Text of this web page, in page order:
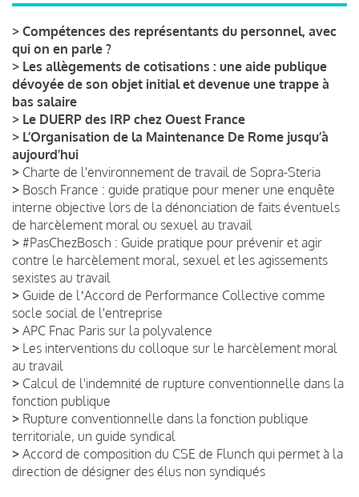
> Compétences des représentants du personnel, avec
qui on en parle ?
> Les allègements de cotisations : une aide publique
dévoyée de son objet initial et devenue une trappe à
bas salaire
> Le DUERP des IRP chez Ouest France
> L’Organisation de la Maintenance De Rome jusqu’à
aujourd’hui
> Charte de l'environnement de travail de Sopra-Steria
> Bosch France : guide pratique pour mener une enquête
interne objective lors de la dénonciation de faits éventuels
de harcèlement moral ou sexuel au travail
> #PasChezBosch : Guide pratique pour prévenir et agir
contre le harcèlement moral, sexuel et les agissements
sexistes au travail
> Guide de lʼAccord de Performance Collective comme
socle social de l'entreprise
> APC Fnac Paris sur la polyvalence
> Les interventions du colloque sur le harcèlement moral
au travail
> Calcul de l'indemnité de rupture conventionnelle dans la
fonction publique
> Rupture conventionnelle dans la fonction publique
territoriale, un guide syndical
> Accord de composition du CSE de Flunch qui permet à la
direction de désigner des élus non syndiqués